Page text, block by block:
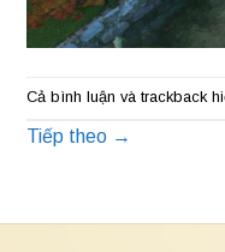
Cả bình luận và trackback
Tiếp theo →